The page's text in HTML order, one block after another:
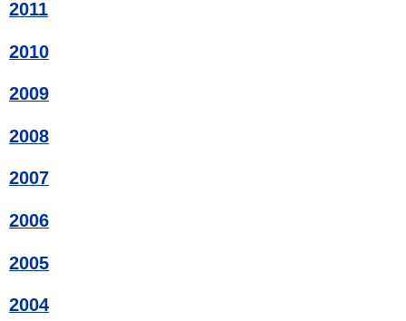
2011
2010
2009
2008
2007
2006
2005
2004